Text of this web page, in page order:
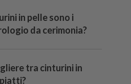
in pelle sono i
da cerimonia?
tra cinturini in